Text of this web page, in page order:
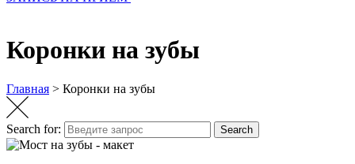
Коронки на зубы
Главная > Коронки на зубы
Search for: Search